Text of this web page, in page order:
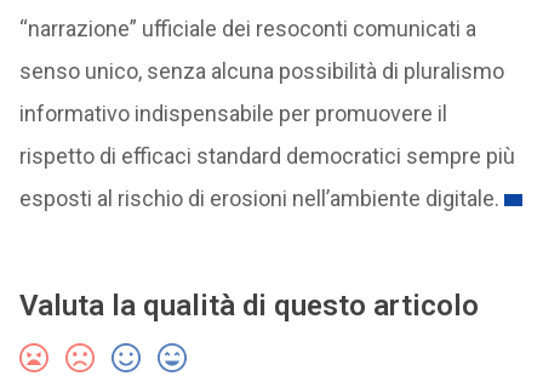
“narrazione” ufficiale dei resoconti comunicati a
senso unico, senza alcuna possibilità di pluralismo
informativo indispensabile per promuovere il
rispetto di efficaci standard democratici sempre più
esposti al rischio di erosioni nell’ambiente digitale.
Valuta la qualità di questo articolo